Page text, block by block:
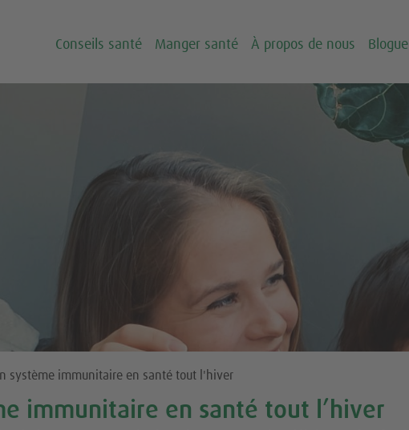
Conseils santé Manger santé À propos de nous Blogue
système immunitaire en santé tout l'hiver
immunitaire en santé tout l’hiver